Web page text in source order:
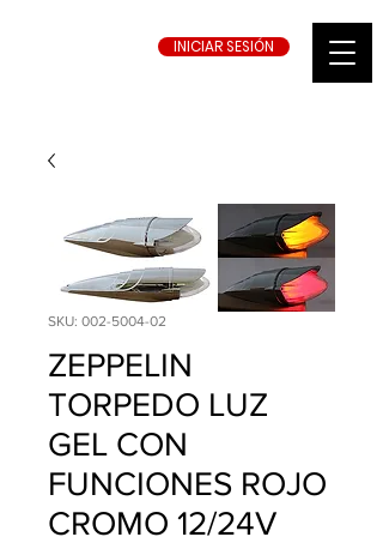
INICIAR SESIÓN
SKU: 002-5004-02
ZEPPELIN
TORPEDO LUZ
GEL CON
FUNCIONES ROJO
CROMO 12/24V